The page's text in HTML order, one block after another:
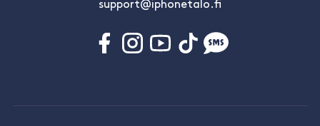
support@iphonetalo.fi